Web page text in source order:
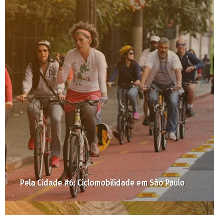
Pela Cidade #6: Ciclomobilidade em São Paulo